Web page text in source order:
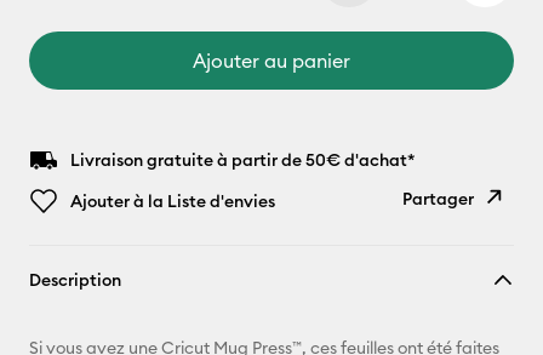
Ajouter au panier
Livraison gratuite à partir de 50€ d'achat*
Ajouter à la Liste d'envies
Partager
E-mail
Description
Si vous avez une Cricut Mug Press™, ces feuilles ont été faites